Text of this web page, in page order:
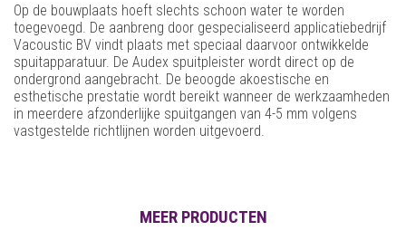
Op de bouwplaats hoeft slechts schoon water te worden
toegevoegd. De aanbreng door gespecialiseerd applicatiebedrijf
Vacoustic BV vindt plaats met speciaal daarvoor ontwikkelde
spuitapparatuur. De Audex spuitpleister wordt direct op de
ondergrond aangebracht. De beoogde akoestische en
esthetische prestatie wordt bereikt wanneer de werkzaamheden
in meerdere afzonderlijke spuitgangen van 4-5 mm volgens
vastgestelde richtlijnen worden uitgevoerd.
MEER PRODUCTEN